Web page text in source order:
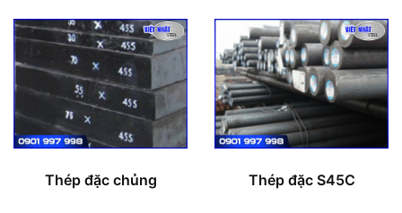
Thép đặc chủng Thép đặc S45C